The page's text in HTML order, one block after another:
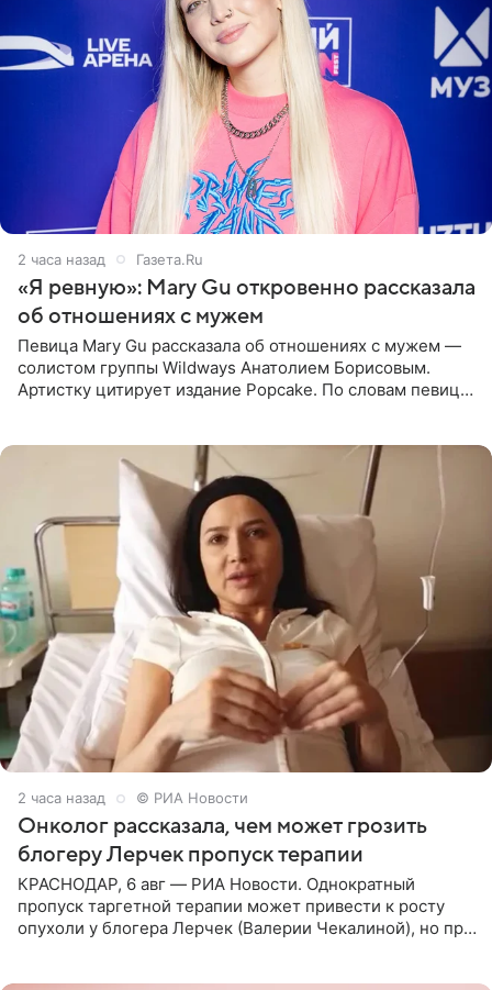
2 часа назад Газета.Ru
«Я ревную»: Mary Gu откровенно рассказала
об отношениях с мужем
Певица Mary Gu рассказала об отношениях с мужем —
солистом группы Wildways Анатолием Борисовым.
Артистку цитирует издание Popcake. По словам певицы,
2 часа назад © РИА Новости
Онколог рассказала, чем может грозить
блогеру Лерчек пропуск терапии
КРАСНОДАР, 6 авг — РИА Новости. Однократный
пропуск таргетной терапии может привести к росту
опухоли у блогера Лерчек (Валерии Чекалиной), но при